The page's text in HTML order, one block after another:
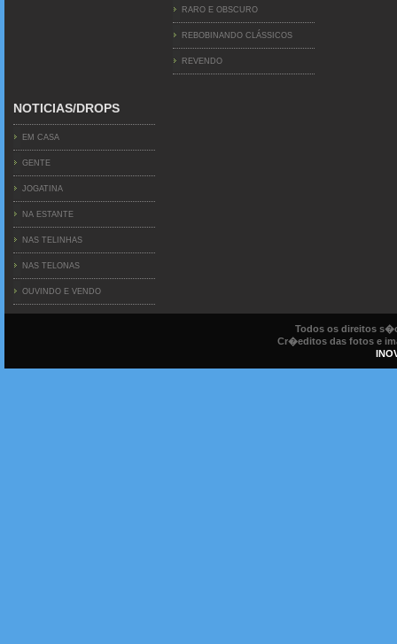
RARO E OBSCURO
REBOBINANDO CLÁSSICOS
REVENDO
NOTICIAS/DROPS
EM CASA
GENTE
JOGATINA
NA ESTANTE
NAS TELINHAS
NAS TELONAS
OUVINDO E VENDO
Todos os direitos
Cr�editos das fotos e